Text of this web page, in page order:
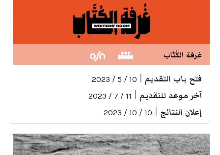
غرفة الكُتّاب
فتح باب التقديم 10 / 5 / 2023
آخر موعد للتقديم 11 / 7 / 2023
إعلان النتائج 10 / 10 / 2023